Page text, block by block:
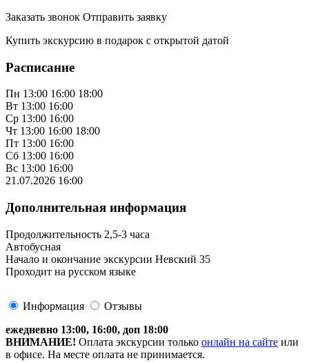
Заказать звонок Отправить заявку
Купить экскурсию в подарок с открытой датой
Расписание
Пн 13:00 16:00 18:00
Вт 13:00 16:00
Ср 13:00 16:00
Чт 13:00 16:00 18:00
Пт 13:00 16:00
Сб 13:00 16:00
Вс 13:00 16:00
21.07.2026 16:00
Дополнительная информация
Продолжительность 2,5-3 часа
Автобусная
Начало и окончание экскурсии Невский 35
Проходит на русском языке
Информация
Отзывы
ежедневно 13:00, 16:00, доп 18:00
ВНИМАНИЕ! Оплата экскурсии только онлайн на сайте или
в офисе. На месте оплата не принимается.